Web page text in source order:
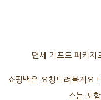
면세 기프트 패키지
쇼핑백은 요청드려볼게요
스는 포